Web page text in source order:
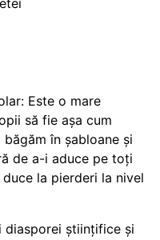
Este o mare
să fie așa cum
în șabloane și
de a-i aduce pe toți
la pierderi la nivel
diasporei științifice și